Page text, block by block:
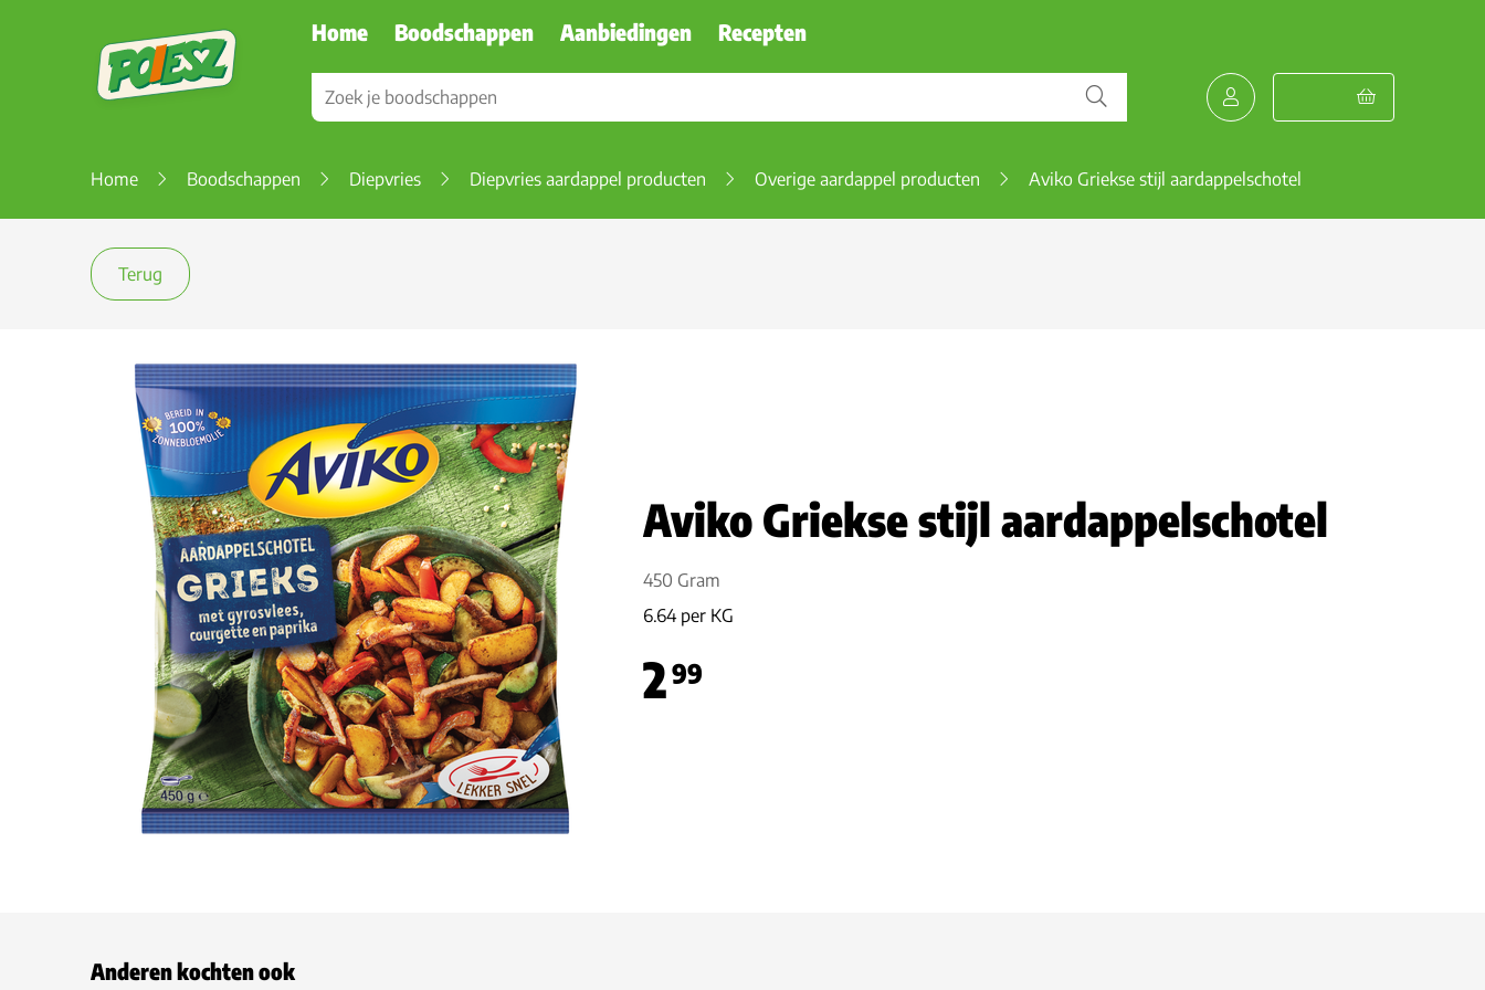
Home Boodschappen Aanbiedingen Recepten
Home Boodschappen Diepvries Diepvries aardappel producten Overige aardappel producten Aviko Griekse stijl aardappelschotel
Terug
Aviko Griekse stijl aardappelschotel
450 Gram
6.64 per KG
299
Anderen kochten ook